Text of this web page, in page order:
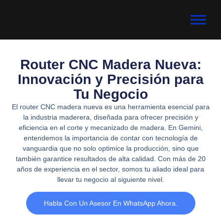
Router CNC Madera Nueva:
Innovación y Precisión para
Tu Negocio
El router CNC madera nueva es una herramienta esencial para
la industria maderera, diseñada para ofrecer precisión y
eficiencia en el corte y mecanizado de madera. En Gemini,
entendemos la importancia de contar con tecnología de
vanguardia que no solo optimice la producción, sino que
también garantice resultados de alta calidad. Con más de 20
años de experiencia en el sector, somos tu aliado ideal para
llevar tu negocio al siguiente nivel.
Habla Con Un Asesor En WhatsApp Ahora.